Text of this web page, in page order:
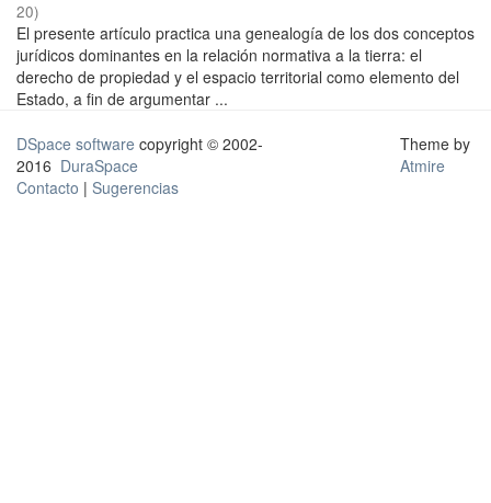
20)
El presente artículo practica una genealogía de los dos conceptos
jurídicos dominantes en la relación normativa a la tierra: el
derecho de propiedad y el espacio territorial como elemento del
Estado, a fin de argumentar ...
DSpace software copyright © 2002-
2016 DuraSpace
Contacto | Sugerencias
Theme by
Atmire